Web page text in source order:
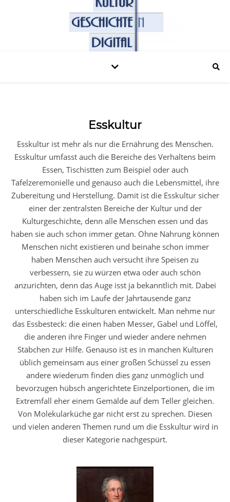
Esskultur
Esskultur ist mehr als nur die Ernährung des Menschen.
Esskultur umfasst auch die Bereiche des Verhaltens beim
Essen, Tischistten zum Beispiel oder auch
Tafelzeremonielle und genauso auch die Lebensmittel, ihre
Zubereitung und Herstellung. Damit ist die Esskultur sicher
einer der zentralsten Bereiche der Kultur und der
Kulturgeschichte, denn alle Menschen essen und das
haben sie auch schon immer getan. Ohne Nahrung können
Menschen nicht existieren und beinahe schon immer
haben Menschen auch versucht ihre Speisen zu
verbessern, sie zu würzen etwa oder auch schön
anzurichten, denn das Auge isst ja bekanntlich mit. Dabei
haben sich im Laufe der Jahrtausende ganz
unterschiedliche Esskulturen entwickelt. Man nehme nur
das Essbesteck: die einen haben Messer, Gabel und Löffel,
die anderen ihre Finger und wieder andere nehmen
Stäbchen zur Hilfe. Genauso ist es in manchen Kulturen
üblich gemeinsam aus einer großen Schüssel zu essen
andere wiederum finden dies ganz unmöglich und
bevorzugen hübsch angerichtete Einzelportionen, die im
Extremfall eher einem Gemälde auf dem Teller gleichen.
Von Molekularküche gar nicht erst zu sprechen. Diesen
und vielen anderen Themen rund um die Esskultur wird in
dieser Kategorie nachgespürt.